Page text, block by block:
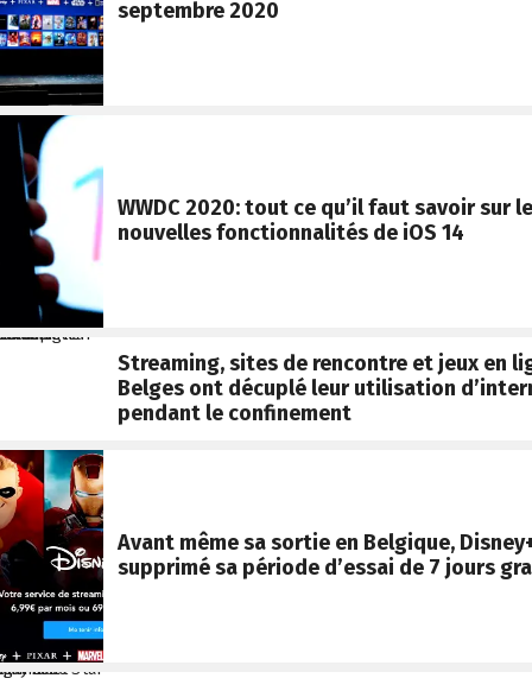
septembre 2020
WWDC 2020: tout ce qu’il faut savoir sur
nouvelles fonctionnalités de iOS 14
Streaming, sites de rencontre et jeux en
Belges ont décuplé leur utilisation
pendant le confinement
Avant même sa sortie en Belgique,
supprimé sa période d’essai de 7 jours